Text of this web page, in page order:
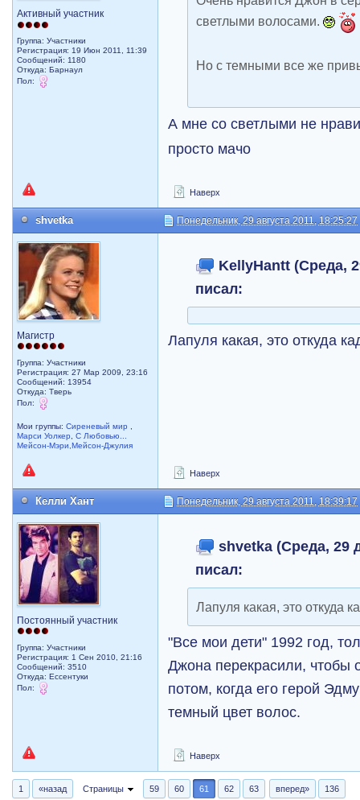
Активный участник
Группа: Участники
Регистрация: 19 Июн 2011, 11:39
Сообщений: 1180
Откуда: Барнаул
Пол:
светлыми волосами.
Но с темными все же
А мне со светлыми не
просто мачо
Наверх
shvetka Понедельник, 29 августа 2011, 18:25:27
Магистр
Группа: Участники
Регистрация: 27 Мар 2009, 23:16
Сообщений: 13954
Откуда: Тверь
Пол:
Мои группы:Сиреневый мир
Марси Уолкер
,С Любовью...
Мейсон-Мэри,Мейсон-Джулия
KellyHantt (Среда,
писал:
Лапуля какая, это откуда
Наверх
Келли Хант Понедельник, 29 августа 2011, 18:39:17
Постоянный участник
Группа: Участники
Регистрация: 1 Сен 2010, 21:16
Сообщений: 3510
Откуда: Ессентуки
Пол:
shvetka (Среда, 29
писал:
Лапуля какая, это откуда
"Все мои дети" 1992 год,
Джона перекрасили, чтобы
потом, когда его герой
темный цвет волос.
Наверх
1 «назад Страницы 59 60 61 62 63 вперед» 136